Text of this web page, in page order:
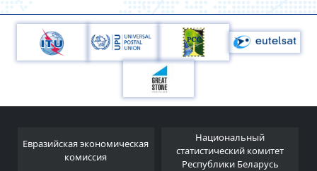
Евразийская экономическая
комиссия
Национальный
статистический комитет
Республики Беларусь